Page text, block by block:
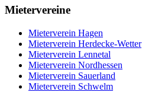
Mietervereine
Mieterverein Hagen
Mieterverein Herdecke-Wetter
Mieterverein Lennetal
Mieterverein Nordhessen
Mieterverein Sauerland
Mieterverein Schwelm